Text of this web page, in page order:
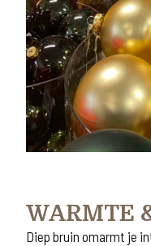
WARMTE
Diep bruin omarmt je